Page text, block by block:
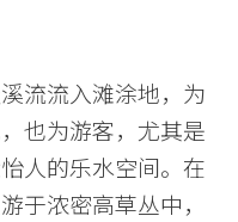
流流入滩涂地，为
也为游客，尤其是
人的乐水空间。在
于浓密高草丛中，